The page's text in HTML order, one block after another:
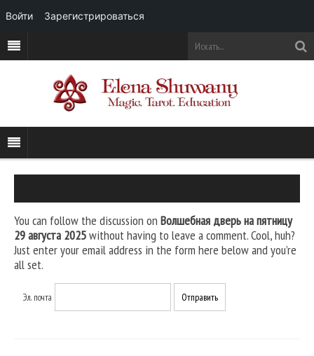
You can follow the discussion on Волшебная дверь на пятницу
29 августа 2025without having to leave a comment. Cool, huh?
Just enter your email address in the form here below and you’re
all set.
Эл. почта
Войти Зарегистрироваться